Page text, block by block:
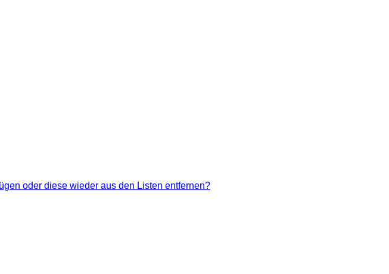
oder diese wieder aus den Listen entfernen?